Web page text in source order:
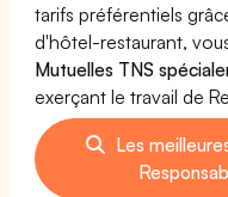
tarifs préférentiels
d'hôtel-restaurant,
Mutuelles TNS
exerçant le travail de
Les